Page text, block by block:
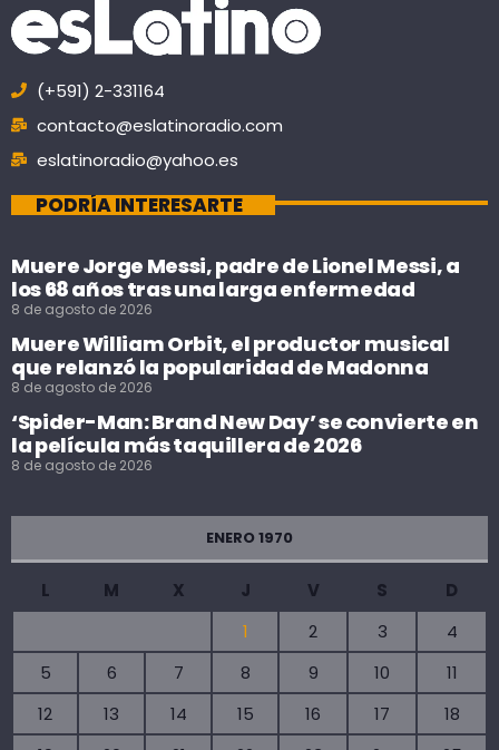
(+591) 2-331164
contacto@eslatinoradio.com
eslatinoradio@yahoo.es
PODRÍA INTERESARTE
Muere Jorge Messi, padre de Lionel Messi, a
los 68 años tras una larga enfermedad
8 de agosto de 2026
Muere William Orbit, el productor musical
que relanzó la popularidad de Madonna
8 de agosto de 2026
‘Spider-Man: Brand New Day’ se convierte en
la película más taquillera de 2026
8 de agosto de 2026
ENERO 1970
L M X J V S
D
1
2 3
4
5
6 7 8 9 10
11
12
13 14 15 16 17
18